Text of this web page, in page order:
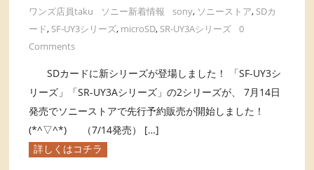
ワンズ店員taku ソニー新着情報 sony, ソニーストア, SDカ
ード, SF-UY3シリーズ, microSD, SR-UY3Aシリーズ
0
Comments
SDカードに新シリーズが登場しました！ 「SF-UY3シ
リーズ」「SR-UY3Aシリーズ」の2シリーズが、 7月14日
発売でソニーストアで先行予約販売が開始しました！
(*^▽^*) （7/14発売） […]
詳しくはコチラ